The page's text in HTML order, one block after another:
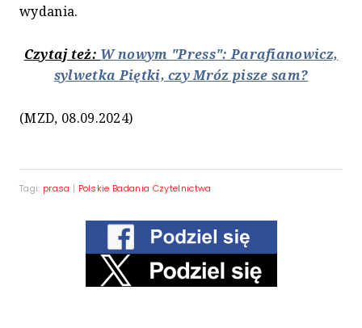
wydania.
Czytaj też: W nowym "Press": Parafianowicz,
sylwetka Piętki, czy Mróz pisze sam?
(MZD, 08.09.2024)
Tagi: prasa | Polskie Badania Czytelnictwa